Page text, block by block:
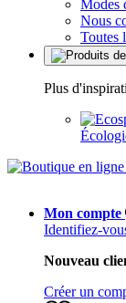
Modes
Nous
Toutes
Plus
Mon compte
Identifiez-
Nouveau
Créer un